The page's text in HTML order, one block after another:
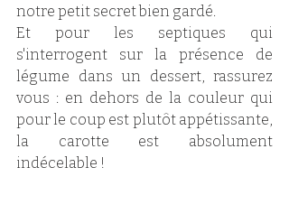
notre petit secret bien gardé.
Et pour les septiques qui
s'interrogent sur la présence de
légume dans un dessert, rassurez
vous : en dehors de la couleur qui
pour le coup est plutôt appétissante,
la carotte est absolument
indécelable !